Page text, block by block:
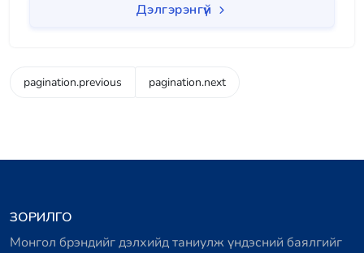
Дэлгэрэнгүй
pagination.previous pagination.next
ЗОРИЛГО
Монгол брэндийг дэлхийд таниулж үндэсний баялгийг